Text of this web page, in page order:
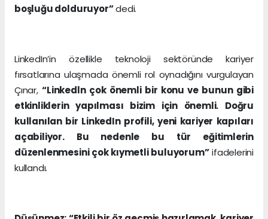
boşluğu dolduruyor”dedi.
LinkedIn’in özellikle teknoloji sektöründe kariyer
fırsatlarına ulaşmada önemli rol oynadığını vurgulayan
Çınar,“Linkedln çok önemli bir konu ve bunun gibi
etkinliklerin yapılması bizim için önemli. Doğru
kullanılan bir LinkedIn profili, yeni kariyer kapıları
açabiliyor. Bu nedenle bu tür eğitimlerin
düzenlenmesini çok kıymetli buluyorum”ifadelerini
kullandı.